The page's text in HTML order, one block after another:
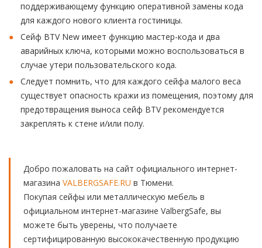
поддерживающему функцию оперативной замены кода
для каждого нового клиента гостиницы.
Сейф BTV New имеет функцию мастер-кода и два
аварийных ключа, которыми можно воспользоваться в
случае утери пользовательского кода.
Следует помнить, что для каждого сейфа малого веса
существует опасность кражи из помещения, поэтому для
предотвращения выноса сейф BTV рекомендуется
закреплять к стене и/или полу.
Добро пожаловать на сайт официального интернет-
магазина VALBERGSAFE.RU в Тюмени.
Покупая сейфы или металлическую мебель в
официальном интернет-магазине ValbergSafe, вы
можете быть уверены, что получаете
сертифицированную высококачественную продукцию